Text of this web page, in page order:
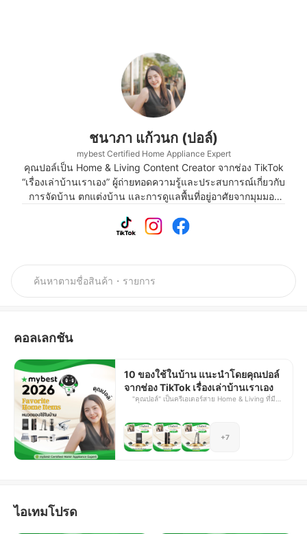
ชนาภา แก้วนก (ปอล์)
mybest Certified Home Appliance Expert
คุณปอล์เป็น Home & Living Content Creator จากช่อง TikTok
“เรื่องเล่าบ้านเราเอง” ผู้ถ่ายทอดความรู้และประสบการณ์เกี่ยวกับ
การจัดบ้าน ตกแต่งบ้าน และการดูแลพื้นที่อยู่อาศัยจากมุมมอง
ชีวิตภายในบ้าน คุณปอล์จึงนำเสนอคอนเทนต์ที่ครอบคลุมทั้ง
สะอาด สวยงาม และน่าอยู่ โดยจุดเด่นของคอนเทนต์คือการ
อธิบายอย่างเข้าใจง่าย ใช้งานได้จริง และสอดคล้องกับไลฟ์
สไตล์ของคนในชีวิตประจำวัน จึงช่วยให้ผู้อ่านนำแนวทางไป
คอลเลกชัน
10 ของใช้ในบ้าน แนะนำโดยคุณปอล์
จากช่อง TikTok เรื่องเล่าบ้านเราเอง
"คุณปอล์" เป็นครีเอเตอร์สาย Home & Living ที่มี
"เรื่องเล่าบ้านเราเอง" ไม่ว่าจะเป็นเทคนิคการจัด
บ้าน การเลือกของใช้ และแนวทางการดูแลพื้นที่ต่าง
ๆ ให้เป็นระเบียบ โดยเน้นการนำเสนอข้อมูลที่มาจาก
+7
ไอเทมโปรด